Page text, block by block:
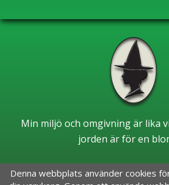
Min miljö och omgivning är lika
jorden är för en
Denna webbplats använder cookies